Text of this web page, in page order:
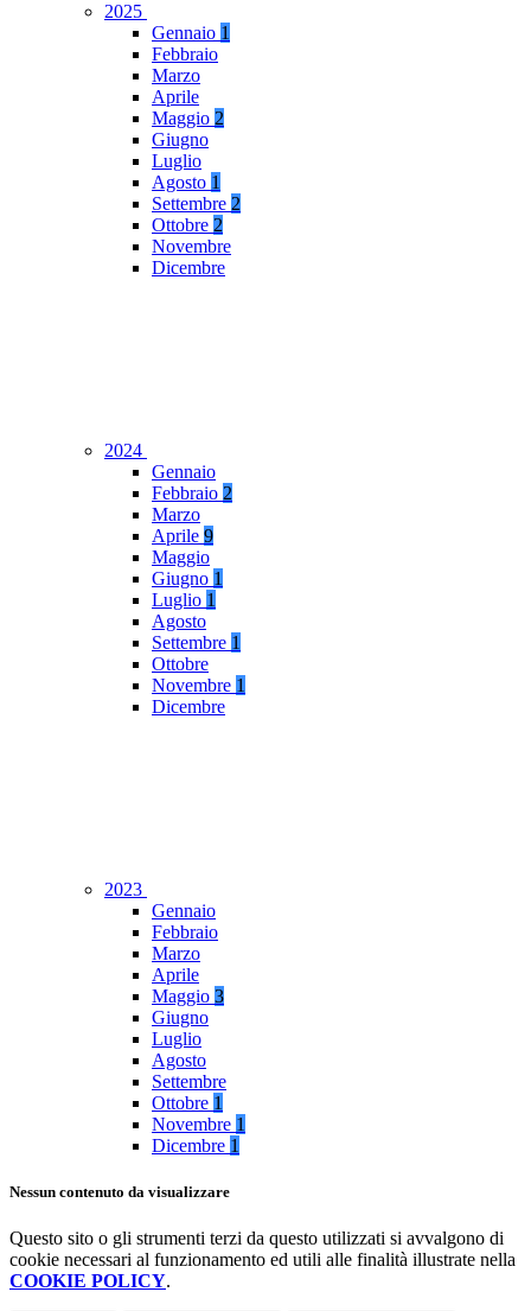
2025
Gennaio 1
Febbraio
Marzo
Aprile
Maggio 2
Giugno
Luglio
Agosto 1
Settembre 2
Ottobre 2
Novembre
Dicembre
2024
Gennaio
Febbraio 2
Marzo
Aprile 9
Maggio
Giugno 1
Luglio 1
Agosto
Settembre 1
Ottobre
Novembre 1
Dicembre
2023
Gennaio
Febbraio
Marzo
Aprile
Maggio 3
Giugno
Luglio
Agosto
Settembre
Ottobre 1
Novembre 1
Dicembre 1
Nessun contenuto da visualizzare
Questo sito o gli strumenti terzi da questo utilizzati si avvalgono di
cookie necessari al funzionamento ed utili alle finalità illustrate nella
COOKIE POLICY.